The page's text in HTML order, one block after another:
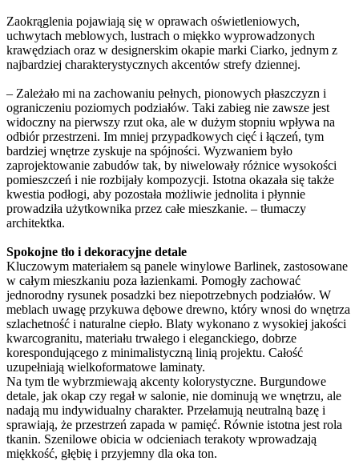
Zaokrąglenia pojawiają się w oprawach oświetleniowych,
uchwytach meblowych, lustrach o miękko wyprowadzonych
krawędziach oraz w designerskim okapie marki Ciarko, jednym z
najbardziej charakterystycznych akcentów strefy dziennej.
– Zależało mi na zachowaniu pełnych, pionowych płaszczyzn i
ograniczeniu poziomych podziałów. Taki zabieg nie zawsze jest
widoczny na pierwszy rzut oka, ale w dużym stopniu wpływa na
odbiór przestrzeni. Im mniej przypadkowych cięć i łączeń, tym
bardziej wnętrze zyskuje na spójności. Wyzwaniem było
zaprojektowanie zabudów tak, by niwelowały różnice wysokości
pomieszczeń i nie rozbijały kompozycji. Istotna okazała się także
kwestia podłogi, aby pozostała możliwie jednolita i płynnie
prowadziła użytkownika przez całe mieszkanie. – tłumaczy
architektka.
Spokojne tło i dekoracyjne detale
Kluczowym materiałem są panele winylowe Barlinek, zastosowane
w całym mieszkaniu poza łazienkami. Pomogły zachować
jednorodny rysunek posadzki bez niepotrzebnych podziałów. W
meblach uwagę przykuwa dębowe drewno, który wnosi do wnętrza
szlachetność i naturalne ciepło. Blaty wykonano z wysokiej jakości
kwarcogranitu, materiału trwałego i eleganckiego, dobrze
korespondującego z minimalistyczną linią projektu. Całość
uzupełniają wielkoformatowe laminaty.
Na tym tle wybrzmiewają akcenty kolorystyczne. Burgundowe
detale, jak okap czy regał w salonie, nie dominują we wnętrzu, ale
nadają mu indywidualny charakter. Przełamują neutralną bazę i
sprawiają, że przestrzeń zapada w pamięć. Równie istotna jest rola
tkanin. Szenilowe obicia w odcieniach terakoty wprowadzają
miękkość, głębię i przyjemny dla oka ton.